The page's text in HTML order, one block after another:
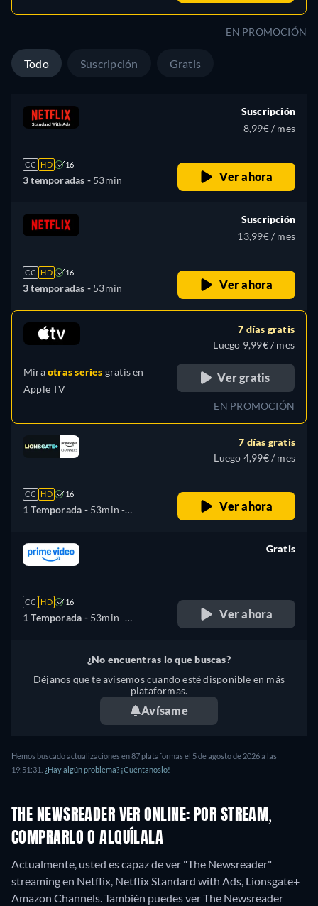
EN PROMOCIÓN
Todo Suscripción Gratis
CC HD 16
3 temporadas - 53min
Suscripción
8,99€ / mes
Ver ahora
CC HD 16
3 temporadas - 53min
Suscripción
13,99€ / mes
Ver ahora
Miraotras series gratis en
Apple TV
7 días gratis
Luego 9,99€ / mes
Ver gratis
EN PROMOCIÓN
CC HD 16
1 Temporada - 53min -
Francés, Italiano, Polaco
7 días gratis
Luego 4,99€ / mes
Ver ahora
CC HD 16
1 Temporada - 53min -
Gratis
Ver ahora
¿No encuentras lo que buscas?
Déjanos que te avisemos cuando esté disponible en más
plataformas.
Avísame
Hemos buscado actualizaciones en87plataformas el 5 de agosto de 2026a las
19:51:31 ¿Hay algún problema? ¡Cuéntanoslo!
THE NEWSREADER VER ONLINE: POR STREAM,
COMPRARLO O ALQUÍLALA
Actualmente, usted es capaz de ver "The Newsreader"
streaming en Netflix, Netflix Standard with Ads, Lionsgate+
Amazon Channels.También puedes ver The Newsreader